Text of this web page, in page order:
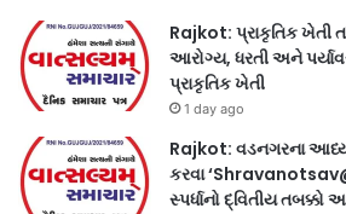
Rajkot: પ્રાકૃતિક
આરોગ્ય, ધરતી અને
પ્રાકૃતિક ખેતી
1 day ago
Rajkot: વડનગરના
કરવા
સ્પર્ધાનો દ્વિતીય